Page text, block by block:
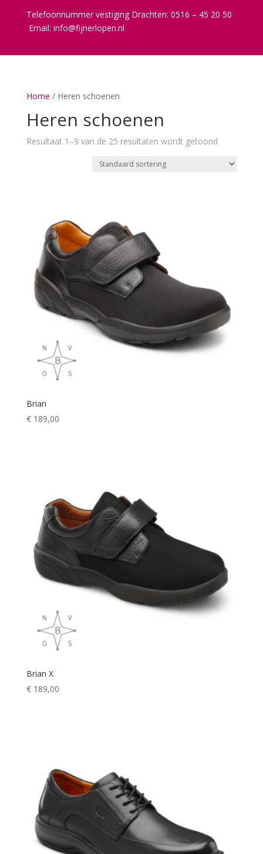
Telefoonnummer vestiging Drachten: 0516 – 45 20 50
Email: info@fijnerlopen.nl
Home / Heren schoenen
Heren schoenen
Resultaat 1–9 van de 25 resultaten wordt getoond
Brian
€189,00
Brian X
€189,00